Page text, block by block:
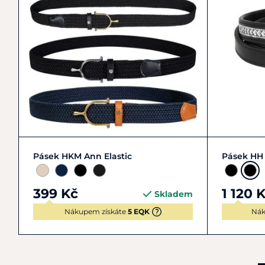
70 75 80
Pásek HKM Ann Elastic
399 Kč Skladem
Nákupem získáte 5 EQK
Pásek
1 120